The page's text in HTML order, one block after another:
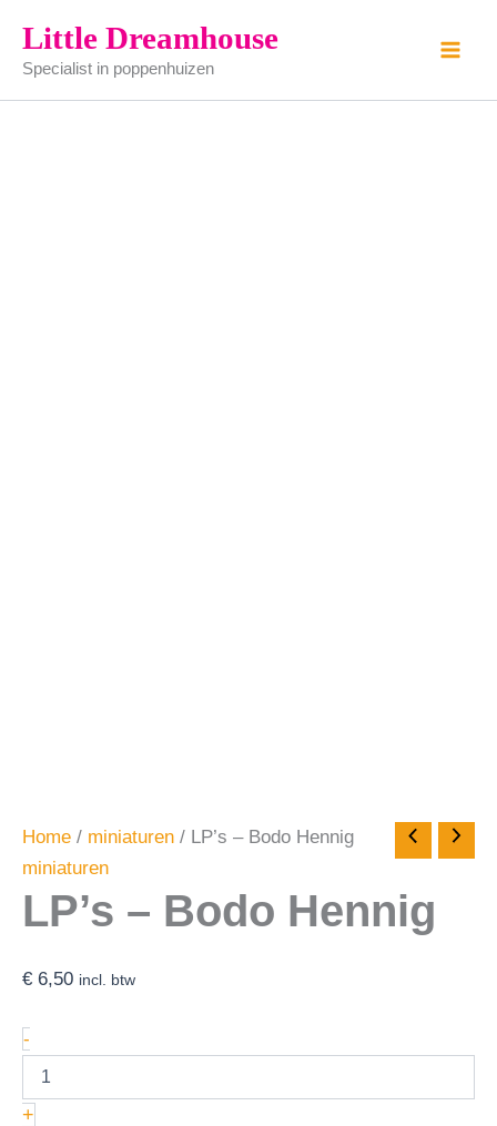
naar
inhoud
Little Dreamhouse
Specialist in poppenhuizen
Home / miniaturen / LP’s – Bodo Hennig
miniaturen
LP’s – Bodo Hennig
€ 6,50 incl. btw
-
-
Bodo
Hennig
aantal
+